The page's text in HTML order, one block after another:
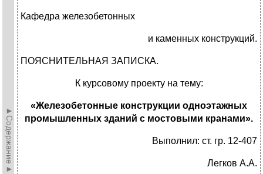
►Содержание►
Кафедра железобетонных
и каменных конструкций.
ПОЯСНИТЕЛЬНАЯ ЗАПИСКА.
К курсовому проекту на тему:
«Железобетонные конструкции одноэтажных
промышленных зданий с мостовыми кранами».
Выполнил: ст. гр. 12-407
Легков А.А.